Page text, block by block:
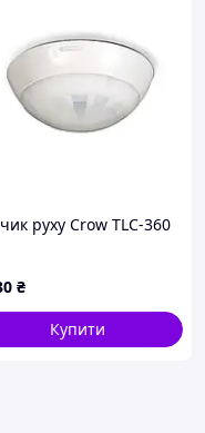
руху Crow TLC-360
₴
Купити